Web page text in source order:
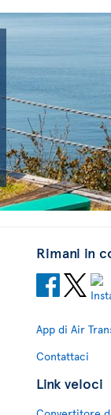
Rimani in
App di Air
Contattaci
Link veloci